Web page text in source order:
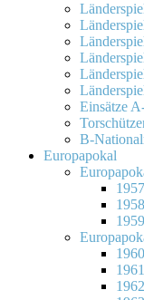
Einsätze
B-
Europapokal